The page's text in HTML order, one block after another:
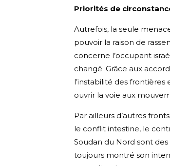
Priorités de
Autrefois, la seule
pouvoir la raison de
concerne l’occupant
changé. Grâce aux
l’instabilité des
ouvrir la voie aux
Par ailleurs d’autres
le conflit intestine, le
Soudan du Nord sont
toujours montré son